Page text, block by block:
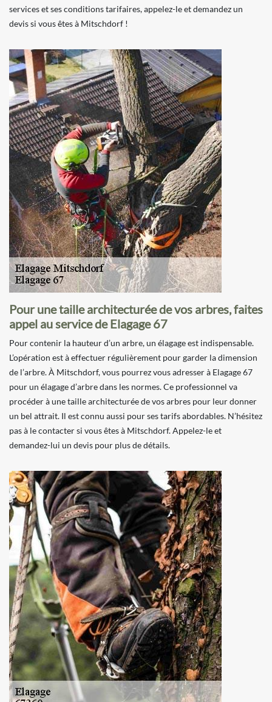
services et ses conditions tarifaires, appelez-le et demandez un
devis si vous êtes à Mitschdorf !
Pour une taille architecturée de vos arbres, faites
appel au service de Elagage 67
Pour contenir la hauteur d’un arbre, un élagage est indispensable.
L’opération est à effectuer régulièrement pour garder la dimension
de l’arbre. À Mitschdorf, vous pourrez vous adresser à Elagage 67
pour un élagage d’arbre dans les normes. Ce professionnel va
procéder à une taille architecturée de vos arbres pour leur donner
un bel attrait. Il est connu aussi pour ses tarifs abordables. N’hésitez
pas à le contacter si vous êtes à Mitschdorf. Appelez-le et
demandez-lui un devis pour plus de détails.